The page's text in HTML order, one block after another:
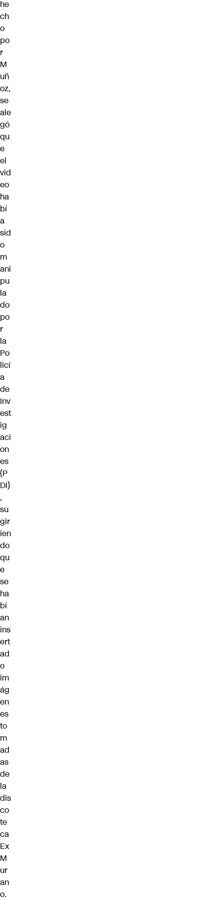
he
ch
o
po
r
M
uñ
oz,
se
ale
gó
qu
e
el
vid
eo
ha
bí
a
sid
o
m
ani
pu
la
do
po
r
la
Po
licí
a
de
Inv
est
ig
aci
on
es
(P
DI)
,
su
gir
ien
do
qu
e
se
ha
bí
an
ins
ert
ad
o
im
ág
en
es
to
m
ad
as
de
la
dis
co
te
ca
Ex
M
ur
an
o.